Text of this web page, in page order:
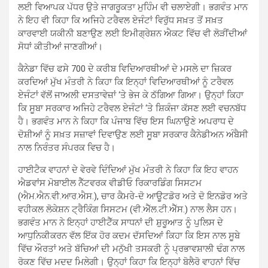
ਲਈ ਵਿਆਪਕ ਪੱਧਰ ਉਤੇ ਜਾਗਰੂਕਤਾ ਮੁਹਿੰਮ ਵੀ ਚਲਾਏਗੀ। ਭਗਵੰਤ ਮਾਨ
ਨੇ ਇਹ ਵੀ ਕਿਹਾ ਕਿ ਅਜਿਹੇ ਟਰੈਵਲ ਏਜੰਟਾਂ ਵਿਰੁੱਧ ਸਖ਼ਤ ਤੋਂ ਸਖ਼ਤ
ਕਾਰਵਾਈ ਯਕੀਨੀ ਬਣਾਉਣ ਲਈ ਇਮੀਗ੍ਰੇਸ਼ਨ ਐਕਟ ਵਿੱਚ ਵੀ ਲੋੜੀਂਦੀਆਂ
ਸੋਧਾਂ ਕੀਤੀਆਂ ਜਾਣਗੀਆਂ।
ਕੈਨੇਡਾ ਵਿੱਚ ਫਸੇ 700 ਦੇ ਕਰੀਬ ਵਿਦਿਆਰਥੀਆਂ ਦੇ ਮਸਲੇ ਦਾ ਜ਼ਿਕਰ
ਕਰਦਿਆਂ ਮੁੱਖ ਮੰਤਰੀ ਨੇ ਕਿਹਾ ਕਿ ਇਨ੍ਹਾਂ ਵਿਦਿਆਰਥੀਆਂ ਨੂੰ ਟਰੈਵਲ
ਏਜੰਟਾਂ ਵੱਲੋਂ ਜਾਅਲੀ ਦਸਤਾਵੇਜ਼ਾਂ ‘ਤੇ ਭੇਜ ਕੇ ਠੱਗਿਆ ਗਿਆ। ਉਨ੍ਹਾਂ ਕਿਹਾ
ਕਿ ਸੂਬਾ ਸਰਕਾਰ ਅਜਿਹੇ ਟਰੈਵਲ ਏਜੰਟਾਂ ‘ਤੇ ਸ਼ਿਕੰਜਾ ਕੱਸਣ ਲਈ ਵਚਨਬੱਧ
ਹੈ। ਭਗਵੰਤ ਮਾਨ ਨੇ ਕਿਹਾ ਕਿ ਪੰਜਾਬ ਵਿੱਚ ਇਸ ਘਿਨਾਉਣੇ ਅਪਰਾਧ ਦੇ
ਦੋਸ਼ੀਆਂ ਨੂੰ ਸਖ਼ਤ ਸਜ਼ਾਵਾਂ ਦਿਵਾਉਣ ਲਈ ਸੂਬਾ ਸਰਕਾਰ ਕੈਨੇਡੀਅਨ ਅੰਬੈਸੀ
ਨਾਲ ਨਿਰੰਤਰ ਸੰਪਰਕ ਵਿਚ ਹੈ।
ਹਾਈਟੈਕ ਵਾਹਨਾਂ ਦੇ ਵੇਰਵੇ ਦਿੰਦਿਆਂ ਮੁੱਖ ਮੰਤਰੀ ਨੇ ਕਿਹਾ ਕਿ ਇਹ ਵਾਹਨ
ਐਡਵਾਂਸ ਮੋਬਾਈਲ ਨੈੱਟਵਰਕ ਵੀਡੀਓ ਰਿਕਾਰਡਿੰਗ ਸਿਸਟਮ
(ਐਮ.ਐਨ.ਵੀ.ਆਰ.ਐਸ.), ਚਾਰ ਕੈਮਰੇ-ਦੋ ਆਊਟਡੋਰ ਅਤੇ ਦੋ ਇਨਡੋਰ ਅਤੇ
ਵਹੀਕਲ ਲੋਕੇਸ਼ਨ ਟ੍ਰੈਕਿੰਗ ਸਿਸਟਮ (ਵੀ.ਐੱਲ.ਟੀ.ਐੱਸ.) ਨਾਲ ਲੈਸ ਹਨ।
ਭਗਵੰਤ ਮਾਨ ਨੇ ਇਨ੍ਹਾਂ ਹਾਈਟੈੱਕ ਸਾਧਨਾਂ ਦੀ ਸ਼ੁਰੂਆਤ ਨੂੰ ਪੁਲਿਸ ਦੇ
ਆਧੁਨਿਕੀਕਰਨ ਵੱਲ ਇੱਕ ਹੋਰ ਕਦਮ ਦੱਸਦਿਆਂ ਕਿਹਾ ਕਿ ਇਸ ਨਾਲ ਸੂਬੇ
ਵਿੱਚ ਔਰਤਾਂ ਅਤੇ ਬੱਚਿਆਂ ਦੀ ਮਨੁੱਖੀ ਤਸਕਰੀ ਨੂੰ ਪ੍ਰਭਾਵਸ਼ਾਲੀ ਢੰਗ ਨਾਲ
ਰੋਕਣ ਵਿੱਚ ਮਦਦ ਮਿਲੇਗੀ। ਉਨ੍ਹਾਂ ਕਿਹਾ ਕਿ ਇਨ੍ਹਾਂ ਬੋਲੈਰੋ ਵਾਹਨਾਂ ਵਿੱਚ